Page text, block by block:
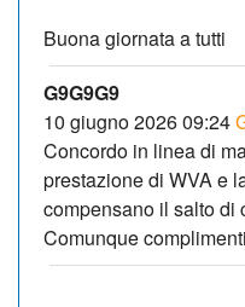
Buona giornata a tutti
G9G9G9
10 giugno 2026 09:24
Concordo in linea di
prestazione di WVA e
compensano il salto di
Comunque